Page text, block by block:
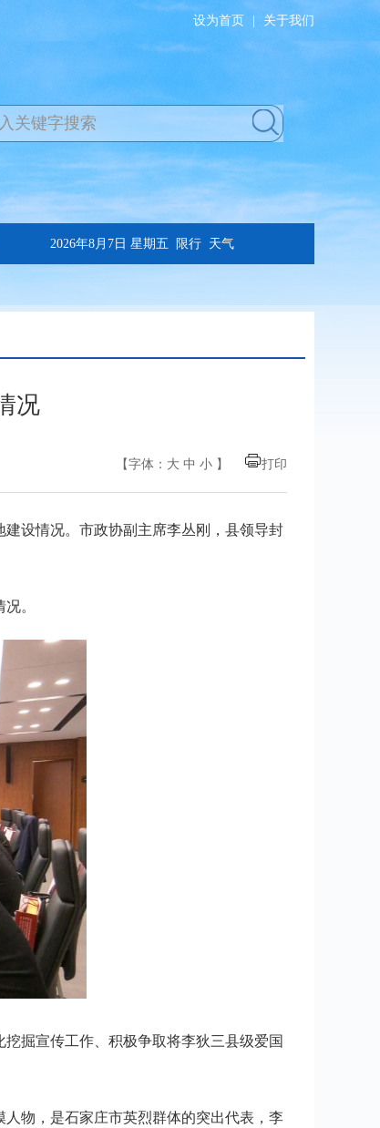
设为首页 关于我们
况
【字体： 大 中 小 】 打印
设情况。市政协副主席李丛刚，县领导封
。
掘宣传工作、积极争取将李狄三县级爱国
物，是石家庄市英烈群体的突出代表，李